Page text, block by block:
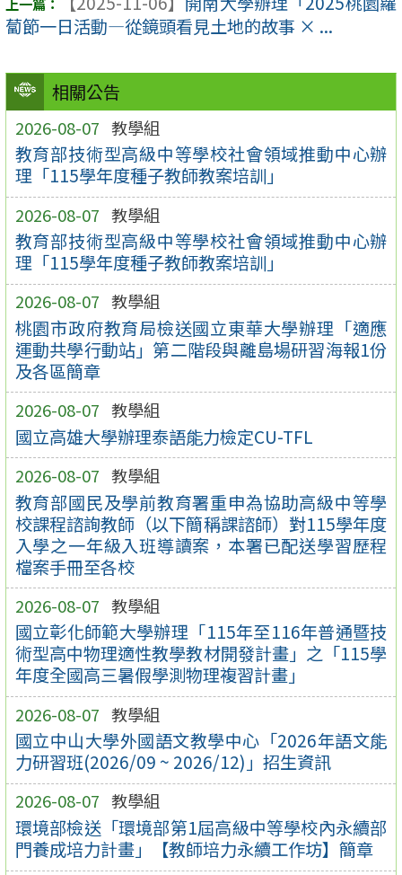
相關公告
2026-08-07 教學組
教育部技術型高級中等學校社會領域推動中心辦
理「115學年度種子教師教案培訓」
2026-08-07 教學組
教育部技術型高級中等學校社會領域推動中心辦
理「115學年度種子教師教案培訓」
2026-08-07 教學組
桃園市政府教育局檢送國立東華大學辦理「適應
運動共學行動站」第二階段與離島場研習海報1份
及各區簡章
2026-08-07 教學組
國立高雄大學辦理泰語能力檢定CU-TFL
2026-08-07 教學組
教育部國民及學前教育署重申為協助高級中等學
校課程諮詢教師（以下簡稱課諮師）對115學年度
入學之一年級入班導讀案，本署已配送學習歷程
檔案手冊至各校
2026-08-07 教學組
國立彰化師範大學辦理「115年至116年普通暨技
術型高中物理適性教學教材開發計畫」之「115學
年度全國高三暑假學測物理複習計畫」
2026-08-07 教學組
國立中山大學外國語文教學中心「2026年語文能
力研習班(2026/09 ~ 2026/12)」招生資訊
2026-08-07 教學組
環境部檢送「環境部第1屆高級中等學校內永續部
門養成培力計畫」【教師培力永續工作坊】簡章
蔔節一日活動—從鏡頭看見土地的故事 × ...